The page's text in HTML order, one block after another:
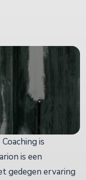
is
is een
gedegen ervaring